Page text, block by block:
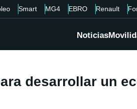
Smart MG4 EBRO Renault
Noticias
desarrollar un